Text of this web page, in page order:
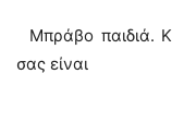
Μπράβο παιδιά.
σας είναι